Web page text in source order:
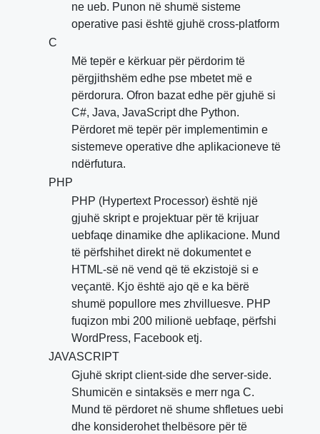
ne ueb. Punon në shumë sisteme
operative pasi është gjuhë cross-platform
C
Më tepër e kërkuar për përdorim të
përgjithshëm edhe pse mbetet më e
përdorura. Ofron bazat edhe për gjuhë si
C#, Java, JavaScript dhe Python.
Përdoret më tepër për implementimin e
sistemeve operative dhe aplikacioneve të
ndërfutura.
PHP
PHP (Hypertext Processor) është një
gjuhë skript e projektuar për të krijuar
uebfaqe dinamike dhe aplikacione. Mund
të përfshihet direkt në dokumentet e
HTML-së në vend që të ekzistojë si e
veçantë. Kjo është ajo që e ka bërë
shumë popullore mes zhvilluesve. PHP
fuqizon mbi 200 milionë uebfaqe, përfshi
WordPress, Facebook etj.
JAVASCRIPT
Gjuhë skript client-side dhe server-side.
Shumicën e sintaksës e merr nga C.
Mund të përdoret në shume shfletues uebi
dhe konsiderohet thelbësore për të